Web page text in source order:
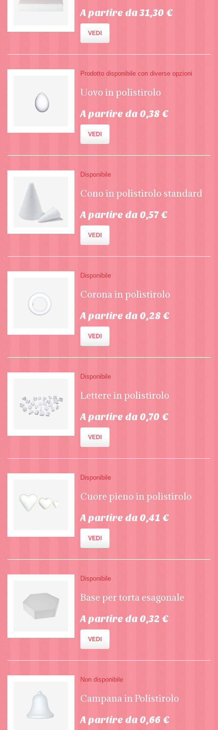
A partire da 31,30 €
VEDI
Prodotto disponibile con diverse opzioni
Uovo in polistirolo
A partire da 0,38 €
VEDI
Disponibile
Cono in polistirolo standard
A partire da 0,57 €
VEDI
Disponibile
Corona in polistirolo
A partire da 0,28 €
VEDI
Disponibile
Lettere in polistirolo
A partire da 0,70 €
VEDI
Disponibile
Cuore pieno in polistirolo
A partire da 0,41 €
VEDI
Disponibile
Base per torta esagonale
A partire da 0,32 €
VEDI
Non disponibile
Campana in Polistirolo
A partire da 0,66 €